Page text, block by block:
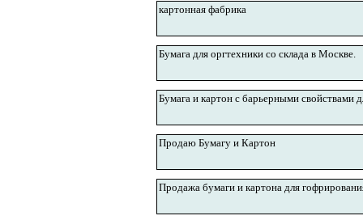
картонная фабрика
Бумага для оргтехники со склада в Москве.
Бумага и картон с барьерными свойствами
Продаю Бумагу и Картон
Продажа бумаги и картона для